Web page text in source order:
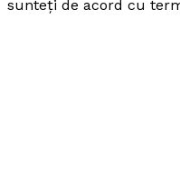
sunteți de acord cu